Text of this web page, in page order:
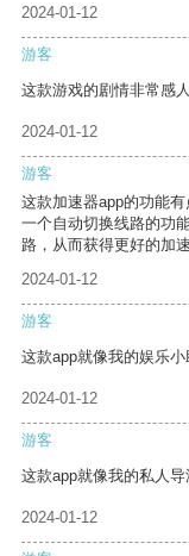
2024-01-12
游客
这款游戏的剧情非常感
2024-01-12
游客
这款加速器app的功能
一个自动切换线路的功
路，从而获得更好的加速
2024-01-12
游客
这款app就像我的娱乐小
2024-01-12
游客
这款app就像我的私人导
2024-01-12